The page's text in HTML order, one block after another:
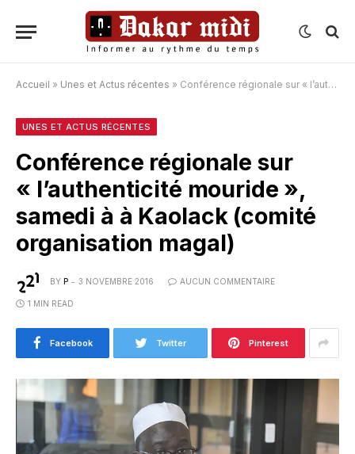
Accueil » Unes et Actus récentes » Conférence régionale sur « l’authenticité mouride », samedi à à Kaolack (comité organisation magal)
UNES ET ACTUS RÉCENTES
Conférence régionale sur
« l’authenticité mouride »,
samedi à à Kaolack (comité
organisation magal)
BY P 3 NOVEMBRE 2016 AUCUN COMMENTAIRE
1 MIN READ
Facebook Twitter Pinterest